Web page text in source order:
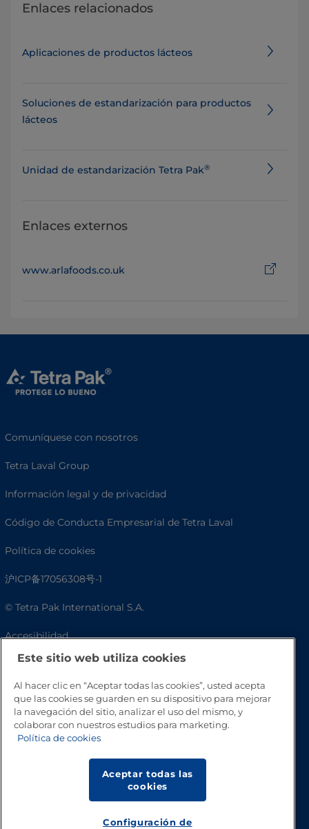
Enlaces relacionados
Aplicaciones de productos lácteos
Soluciones de estandarización para productos
lácteos
Unidad de estandarización Tetra Pak®
Enlaces externos
www.arlafoods.co.uk
Comuníquese con nosotros
Tetra Laval Group
Información legal y de privacidad
Código de Conducta Empresarial de Tetra Laval
Política de cookies
沪ICP备17056308号-1
© Tetra Pak International S.A.
Accesibilidad
Preguntas frecuentes
Este sitio web utiliza cookies
Al hacer clic en “Aceptar todas las cookies”, usted acepta
que las cookies se guarden en su dispositivo para mejorar
la navegación del sitio, analizar el uso del mismo, y
colaborar con nuestros estudios para marketing.
Política de cookies
Aceptar todas las
cookies
Configuración de